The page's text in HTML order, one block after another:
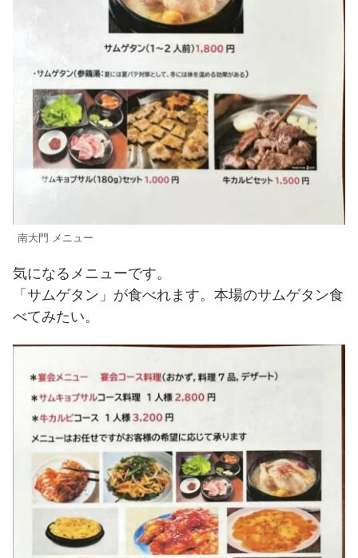
南大門 メニュー
気になるメニューです。
「サムゲタン」が食べれます。本場のサムゲタン食
べてみたい。